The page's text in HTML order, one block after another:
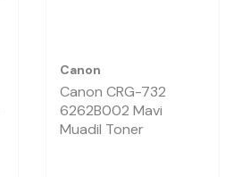
Canon
Canon CRG-732
6262B002 Mavi
Muadil Toner